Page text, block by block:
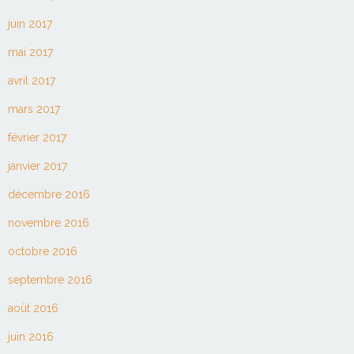
juin 2017
mai 2017
avril 2017
mars 2017
février 2017
janvier 2017
décembre 2016
novembre 2016
octobre 2016
septembre 2016
août 2016
juin 2016